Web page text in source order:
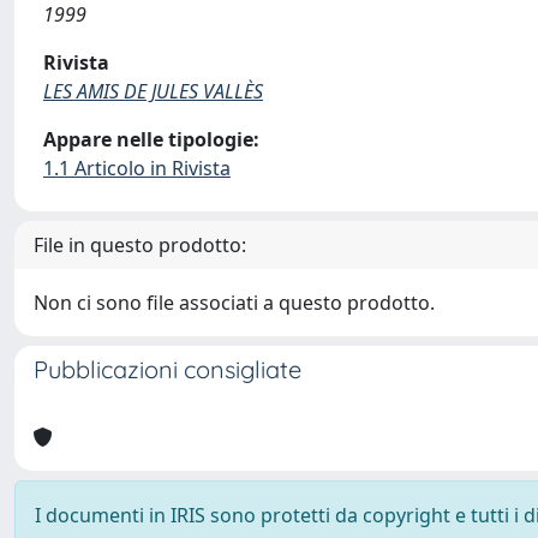
1999
Rivista
LES AMIS DE JULES VALLÈS
Appare nelle tipologie:
1.1 Articolo in Rivista
File in questo prodotto:
Non ci sono file associati a questo prodotto.
Pubblicazioni consigliate
I documenti in IRIS sono protetti da copyright e tutti i